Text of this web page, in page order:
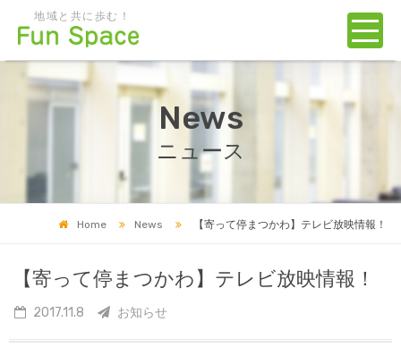
地域と共に歩む！
News
ニュース
Home News 【寄って停まつかわ】テレビ放映情報！
【寄って停まつかわ】テレビ放映情報！
2017.11.8 お知らせ